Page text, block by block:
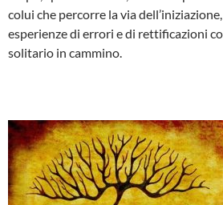
colui che percorre la via
esperienze di errori e di rettificazioni
solitario in cammino.